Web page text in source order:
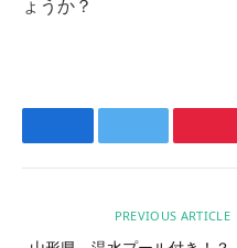
ょうか？
FacebookTwitter
PREVIOUS ARTICLE